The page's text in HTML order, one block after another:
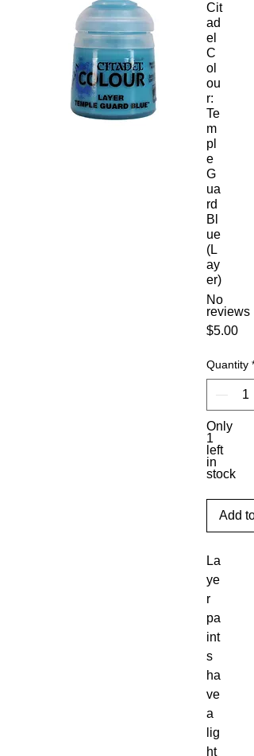
Cit
ad
el
C
ol
ou
r:
Te
m
pl
e
G
ua
rd
Bl
ue
(L
ay
er)
No
reviews
$5.00
Quantity *
Only
1
left
in
stock
Add
La
ye
r
pa
int
s
ha
ve
a
lig
ht